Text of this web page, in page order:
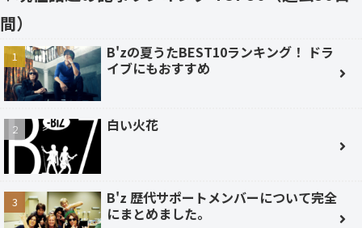
間）
B'zの夏うたBEST10ランキング！ ドラ
イブにもおすすめ
白い火花
B'z 歴代サポートメンバーについて完全
にまとめました。